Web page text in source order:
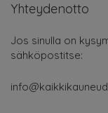
Yhteydenotto
Jos sinulla on
sähköpostitse: